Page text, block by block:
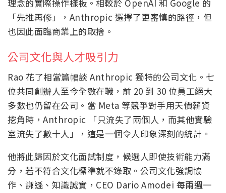
理念的實際操作樣板。相較於 OpenAI 和 Google 的
「先推再修」，Anthropic 選擇了更審慎的路徑，但
也因此面臨商業上的取捨。
公司文化與人才吸引力
Rao 花了相當篇幅談 Anthropic 獨特的公司文化。七
位共同創辦人至今全數在職，前 20 到 30 位員工絕大
多數也仍留在公司。當 Meta 等競爭對手用天價薪資
挖角時，Anthropic 「只流失了兩個人，而其他實驗
室流失了數十人」，這是一個令人印象深刻的統計。
他將此歸因於文化面試制度，候選人即使技術能力滿
分，若不符合文化標準就不錄取。公司文化強調協
作、謙遜、知識誠實，CEO Dario Amodei 每兩週一